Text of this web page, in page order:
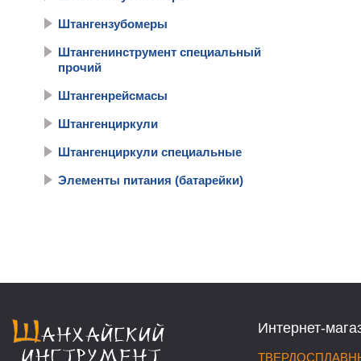
Штангензубомеры
Штангенинструмент специальный
прочий
Штангенрейсмасы
Штангенциркули
Штангенциркули специальные
Элементы питания (батарейки)
Интернет-